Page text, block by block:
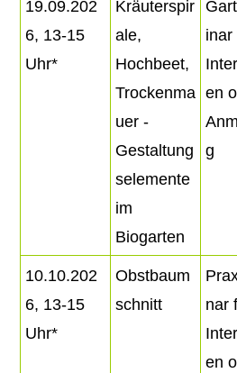
19.09.202
6, 13-15
Uhr*
Kräuterspir
ale,
Hochbeet,
Trockenma
uer -
Gestaltung
selemente
im
Biogarten
inar
en
g
10.10.202
6, 13-15
Uhr*
Obstbaum
schnitt
nar
en